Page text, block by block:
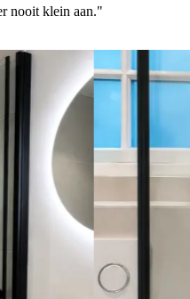
nooit klein aan."